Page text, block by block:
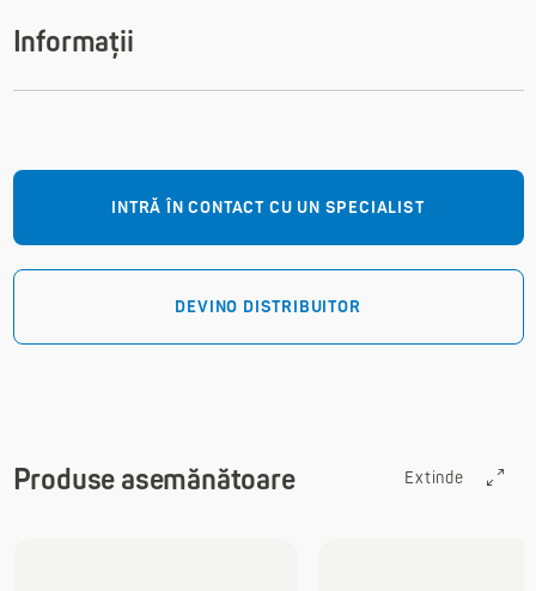
Informații
INTRĂ ÎN CONTACT CU UN SPECIALIST
DEVINO DISTRIBUITOR
Produse asemănătoare Extinde